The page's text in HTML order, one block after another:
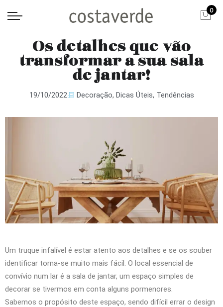
0
Os detalhes que vão
transformar a sua sala
de jantar!
19/10/2022 Decoração, Dicas Úteis, Tendências
Um truque infalível é estar atento aos detalhes e se os souber
identificar torna-se muito mais fácil. O local essencial de
convívio num lar é a sala de jantar, um espaço simples de
decorar se tivermos em conta alguns pormenores.
Sabemos o propósito deste espaço, sendo difícil errar o design